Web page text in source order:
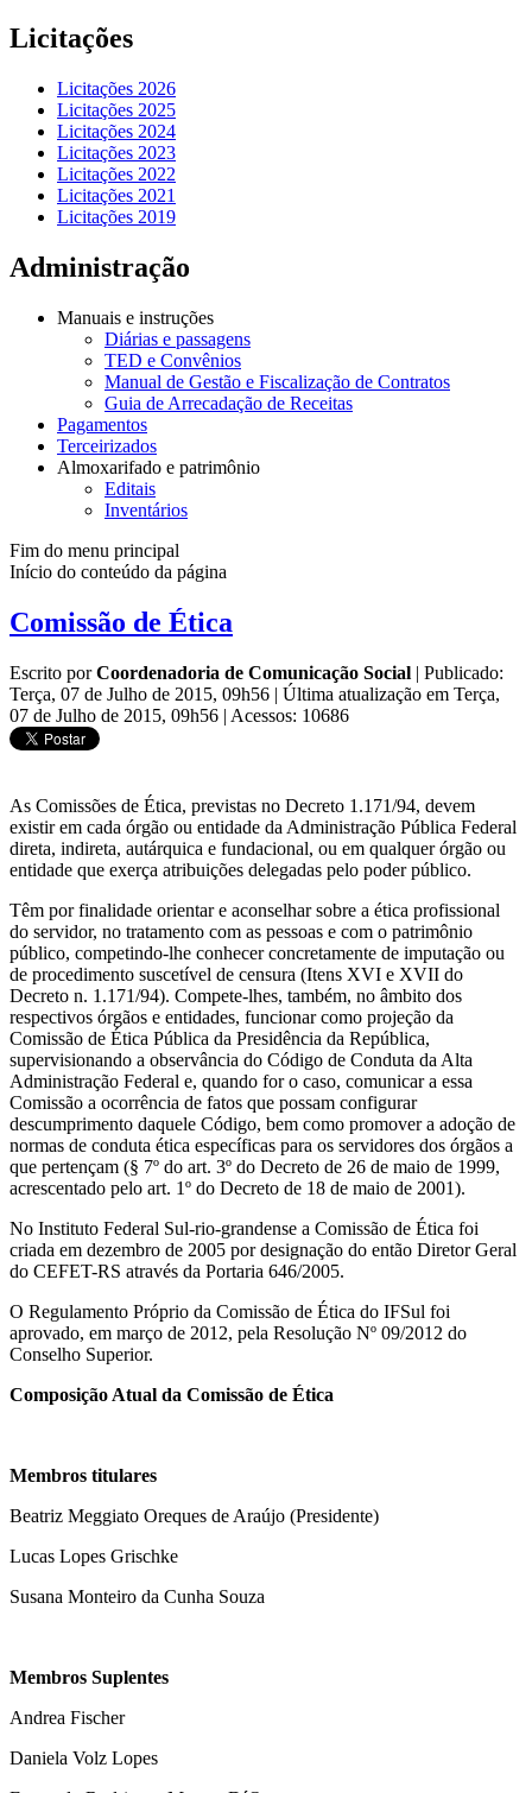
Licitações
Licitações 2026
Licitações 2025
Licitações 2024
Licitações 2023
Licitações 2022
Licitações 2021
Licitações 2019
Administração
Manuais e instruções
Diárias e passagens
TED e Convênios
Manual de Gestão e Fiscalização de Contratos
Guia de Arrecadação de Receitas
Pagamentos
Terceirizados
Almoxarifado e patrimônio
Editais
Inventários
Fim do menu principal
Início do conteúdo da página
Comissão de Ética
Escrito porCoordenadoria de Comunicação Social | Publicado:
Terça, 07 de Julho de 2015, 09h56 | Última atualização em Terça,
07 de Julho de 2015, 09h56 | Acessos: 10686
As Comissões de Ética, previstas no Decreto 1.171/94, devem
existir em cada órgão ou entidade da Administração Pública Federal
direta, indireta, autárquica e fundacional, ou em qualquer órgão ou
entidade que exerça atribuições delegadas pelo poder público.
Têm por finalidade orientar e aconselhar sobre a ética profissional
do servidor, no tratamento com as pessoas e com o patrimônio
público, competindo-lhe conhecer concretamente de imputação ou
de procedimento suscetível de censura (Itens XVI e XVII do
Decreto n. 1.171/94). Compete-lhes, também, no âmbito dos
respectivos órgãos e entidades, funcionar como projeção da
Comissão de Ética Pública da Presidência da República,
supervisionando a observância do Código de Conduta da Alta
Administração Federal e, quando for o caso, comunicar a essa
Comissão a ocorrência de fatos que possam configurar
descumprimento daquele Código, bem como promover a adoção de
normas de conduta ética específicas para os servidores dos órgãos a
que pertençam (§ 7º do art. 3º do Decreto de 26 de maio de 1999,
acrescentado pelo art. 1º do Decreto de 18 de maio de 2001).
No Instituto Federal Sul-rio-grandense a Comissão de Ética foi
criada em dezembro de 2005 por designação do então Diretor Geral
do CEFET-RS através da Portaria 646/2005.
O Regulamento Próprio da Comissão de Ética do IFSul foi
aprovado, em março de 2012, pela Resolução Nº 09/2012 do
Conselho Superior.
Composição Atual da Comissão de Ética
Membros titulares
Beatriz Meggiato Oreques de Araújo (Presidente)
Lucas Lopes Grischke
Susana Monteiro da Cunha Souza
Membros Suplentes
Andrea Fischer
Daniela Volz Lopes